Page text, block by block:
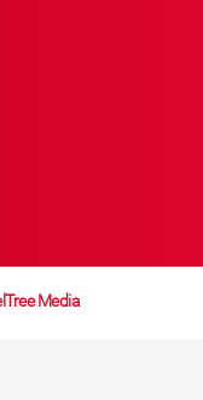
Media